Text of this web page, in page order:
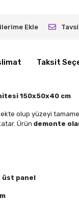
Ekle
Taksit
150x50x40 cm
olup yüzeyi
Üründemonte
üst panel